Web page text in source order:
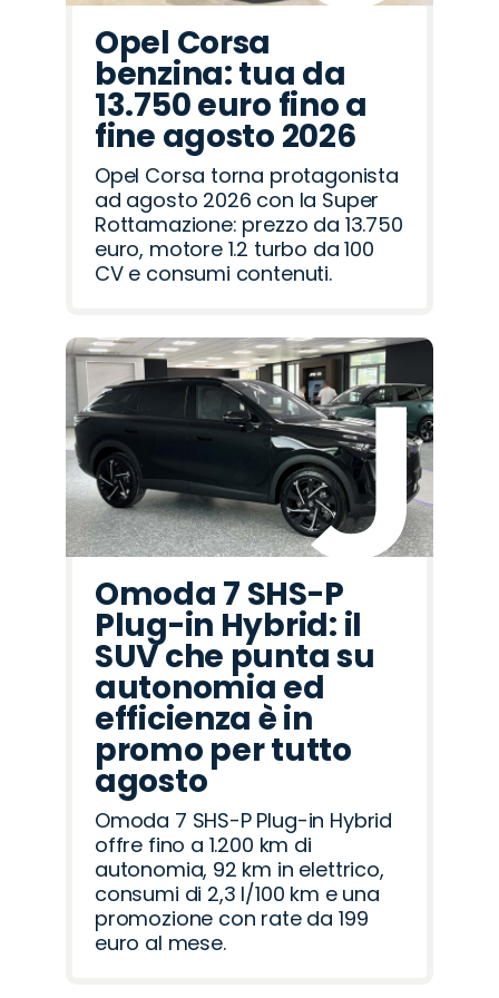
Opel Corsa
benzina: tua da
13.750 euro fino a
fine agosto 2026
Opel Corsa torna protagonista
ad agosto 2026 con la Super
Rottamazione: prezzo da 13.750
euro, motore 1.2 turbo da 100
CV e consumi contenuti.
Omoda 7 SHS-P
Plug-in Hybrid: il
SUV che punta su
autonomia ed
efficienza è in
promo per tutto
agosto
Omoda 7 SHS-P Plug-in Hybrid
offre fino a 1.200 km di
autonomia, 92 km in elettrico,
consumi di 2,3 l/100 km e una
promozione con rate da 199
euro al mese.